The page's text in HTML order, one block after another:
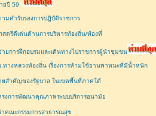
ยปี 59
มคำรับรองการปฎิบัติราชการ
ตรีดีเด่นด้านการบริหารท้องถิ่น/ท้องที่
ยการฝึกอบรมและเดินทางไปราชการผู้นำชุมชน
ทางหลวงท้องถิ่น เรื่องการห้ามใช้ยานพาหนะที่มีน้ำหนัก
ยสำคัญของรัฐบาล ในเขตพื้นที่ภาคใต้
รงการพัฒนาคุณภาพระบบบริการอนามัย
คณะกรรมการสาธารณสุข